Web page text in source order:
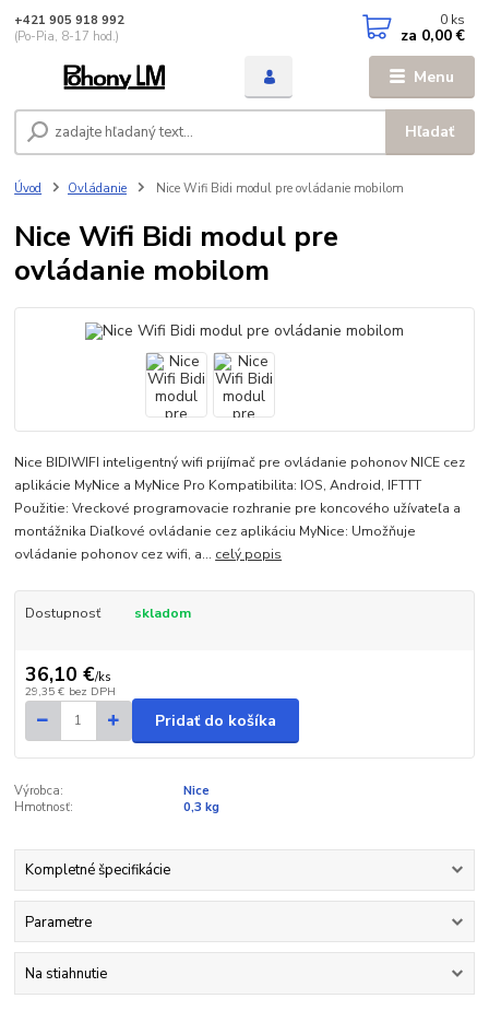
Menu
Hľadať
+421 905 918 992
(Po-Pia, 8-17 hod.)
0 ks
za 0,00 €
Úvod Ovládanie Nice Wifi Bidi modul pre ovládanie mobilom
Nice Wifi Bidi modul pre
ovládanie mobilom
Nice BIDIWIFI inteligentný wifi prijímač pre ovládanie pohonov NICE cez
aplikácie MyNice a MyNice Pro Kompatibilita: IOS, Android, IFTTT
Použitie: Vreckové programovacie rozhranie pre koncového užívateľa a
montážnika Diaľkové ovládanie cez aplikáciu MyNice: Umožňuje
ovládanie pohonov cez wifi, a... celý popis
Dostupnosť skladom
36,10 €/ks
29,35 € bez DPH
Pridať do košíka
Výrobca:
Nice
Hmotnosť:
0,3 kg
Kompletné špecifikácie
Parametre
Na stiahnutie